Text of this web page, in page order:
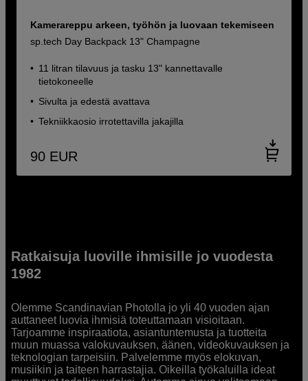
Kamerareppu arkeen, työhön ja luovaan tekemiseen
sp.tech Day Backpack 13" Champagne
11 litran tilavuus ja tasku 13" kannettavalle
tietokoneelle
Sivulta ja edestä avattava
Tekniikkaosio irrotettavilla jakajilla
90 EUR
Ratkaisuja luoville ihmisille jo vuodesta
1982
Olemme Scandinavian Photolla jo yli 40 vuoden ajan
auttaneet luovia ihmisiä toteuttamaan visioitaan.
Tarjoamme inspiraatiota, asiantuntemusta ja tuotteita
muun muassa valokuvauksen, äänen, videokuvauksen ja
teknologian tarpeisiin. Palvelemme myös elokuvan,
musiikin ja taiteen harrastajia. Oikeilla työkaluilla ideat